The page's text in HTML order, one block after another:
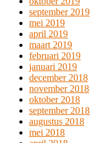
september 2019
mei 2019
april 2019
maart 2019
februari 2019
januari 2019
december 2018
november 2018
oktober 2018
september 2018
augustus 2018
mei 2018